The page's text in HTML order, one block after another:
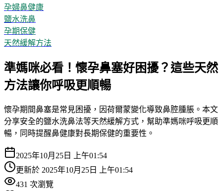
孕婦鼻健康
鹽水洗鼻
孕期保健
天然緩解方法
準媽咪必看！懷孕鼻塞好困擾？這些天然
方法讓你呼吸更順暢
懷孕期間鼻塞是常見困擾，因荷爾蒙變化導致鼻腔腫脹。本文
分享安全的鹽水洗鼻法等天然緩解方式，幫助準媽咪呼吸更順
暢，同時提醒鼻健康對長期保健的重要性。
2025年10月25日 上午01:54
更新於 2025年10月25日 上午01:54
431 次瀏覽